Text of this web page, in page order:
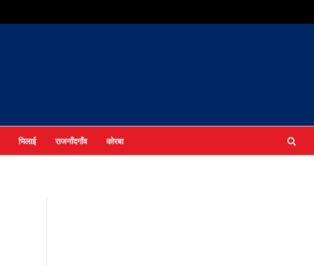
भिलाई राजनाँदगाँव कोरबा